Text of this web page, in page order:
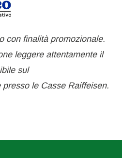
con finalità promozionale.
leggere attentamente il
sul
le Casse Raiffeisen.